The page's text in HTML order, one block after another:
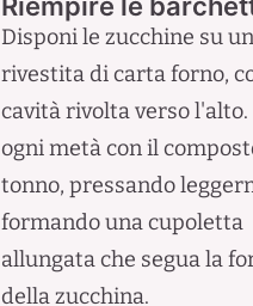
Disponi le zucchine su
rivestita di carta forno,
cavità rivolta verso l'alto.
ogni metà con il
tonno, pressando
formando una cupoletta
allungata che segua la
della zucchina.